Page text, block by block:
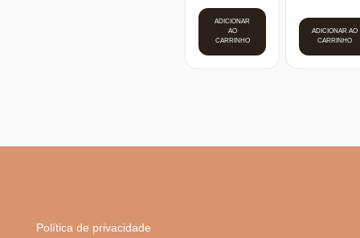
ADICIONAR
AO
CARRINHO
ADICIONAR AO
CARRINHO
Política de privacidade